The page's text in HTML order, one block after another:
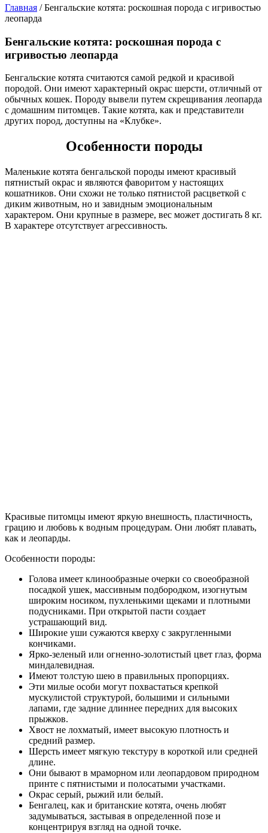
Главная / Бенгальские котята: роскошная порода с игривостью
леопарда
Бенгальские котята: роскошная порода с
игривостью леопарда
Бенгальские котята считаются самой редкой и красивой
породой. Они имеют характерный окрас шерсти, отличный от
обычных кошек. Породу вывели путем скрещивания леопарда
с домашним питомцев. Такие котята, как и представители
других пород, доступны на «Клубке».
Особенности породы
Маленькие котята бенгальской породы имеют красивый
пятнистый окрас и являются фаворитом у настоящих
кошатников. Они схожи не только пятнистой расцветкой с
диким животным, но и завидным эмоциональным
характером. Они крупные в размере, вес может достигать 8 кг.
В характере отсутствует агрессивность.
Красивые питомцы имеют яркую внешность, пластичность,
грацию и любовь к водным процедурам. Они любят плавать,
как и леопарды.
Особенности породы:
Голова имеет клинообразные очерки со своеобразной
посадкой ушек, массивным подбородком, изогнутым
широким носиком, пухленькими щеками и плотными
подусниками. При открытой пасти создает
устрашающий вид.
Широкие уши сужаются кверху с закругленными
кончиками.
Ярко-зеленый или огненно-золотистый цвет глаз, форма
миндалевидная.
Имеют толстую шею в правильных пропорциях.
Эти милые особи могут похвастаться крепкой
мускулистой структурой, большими и сильными
лапами, где задние длиннее передних для высоких
прыжков.
Хвост не лохматый, имеет высокую плотность и
средний размер.
Шерсть имеет мягкую текстуру в короткой или средней
длине.
Они бывают в мраморном или леопардовом природном
принте с пятнистыми и полосатыми участками.
Окрас серый, рыжий или белый.
Бенгалец, как и британские котята, очень любят
задумываться, застывая в определенной позе и
концентрируя взгляд на одной точке.